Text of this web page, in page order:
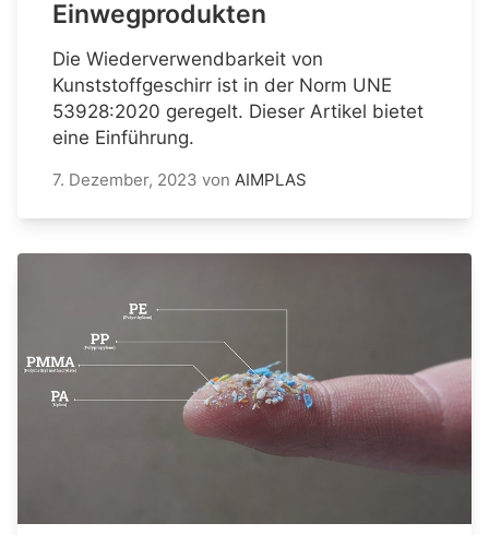
Einwegprodukten
Die Wiederverwendbarkeit von
Kunststoffgeschirr ist in der Norm UNE
53928:2020 geregelt. Dieser Artikel bietet
eine Einführung.
7. Dezember, 2023 von AIMPLAS